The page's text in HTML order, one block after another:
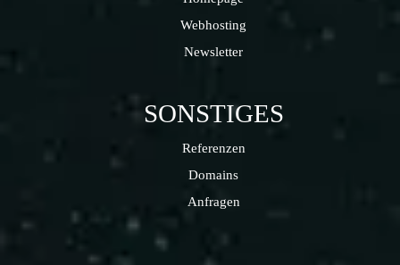
Webhosting
Newsletter
SONSTIGES
Referenzen
Domains
Anfragen